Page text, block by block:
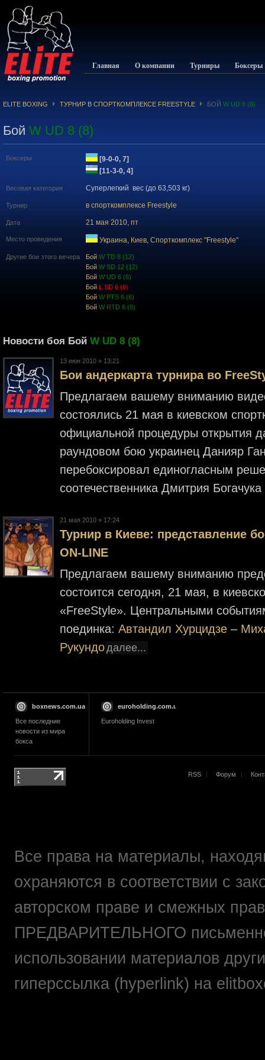
Главная О компании Турниры Боксеры
ELITE BOXING ТУРНИР В СПОРТКОМПЛЕКСЕ FREESTYLE БОЙ W UD 8 (8)
Бой W UD 8 (8)
Боксеры
[9-0-0, 7]
[11-3-0, 4]
Весовая категория Суперлегкий вес (до 63,503 кг)
Турнир в спорткомплексе Freestyle
Дата 21 мая 2010, пт
Место проведения Украина, Киев, Спорткомплекс "Freestyle"
Другие бои этого вечера Бой W TD 8 (12)
Бой W SD 12 (12)
Бой W UD 6 (6)
Бой L SD 6 (6)
Бой W PTS 6 (6)
Бой W RTD 6 (8)
Новости боя Бой W UD 8 (8)
13 июн 2010 » 13:21
Бои андеркарта турнира во
Предлагаем вашему вниманию
состоялись 21 мая в киевском
официальной процедуры открытия
раундовом бою украинец Данияр
перебоксировал единогласным
соотечественника Дмитрия
21 мая 2010 » 17:24
Турнир в Киеве: представление
ON-LINE
Предлагаем вашему вниманию
состоится сегодня, 21 мая, в
«FreeStyle». Центральными
поединка: Автандил Хурцидзе –
Рукундодалее...
boxnews.com.ua
Все последние
новости из мира
бокса
euroholding.com.ua
Euroholding Invest
RSS Форум
Все права на материалы,
охраняются в соответствии с
авторском праве и смежных
ПРЕДВАРИТЕЛЬНОГО
использовании материалов
гиперссылка (hyperlink) на